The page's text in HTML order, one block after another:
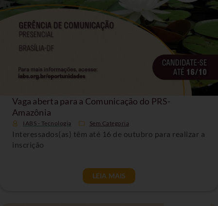
Vaga aberta para a Comunicação do PRS-
Amazônia
IABS - Tecnologia Sem Categoria
Interessados(as) têm até 16 de outubro para realizar a
inscrição
LEIA MAIS